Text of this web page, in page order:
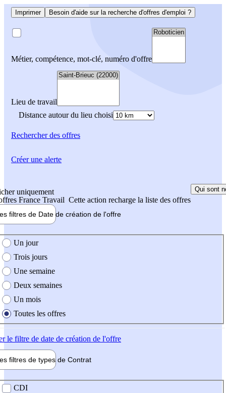
Imprimer Besoin d'aide sur la recherche d'offres d'emploi ?
Métier, compétence, mot-clé, numéro d'offre
Lieu de travail
Distance autour du lieu choisi
Rechercherdes offres
uniquement
France Travail Cette action recharge la liste des offres
Qui sont
filtres de Date de création de l'offre
création de l'offre
Un jour
Trois jours
Une semaine
Deux semaines
Un mois
Toutes les offres
le filtre de date de création de l'offre
filtres de types de Contrat
contrat
CDI
Créer une alerte